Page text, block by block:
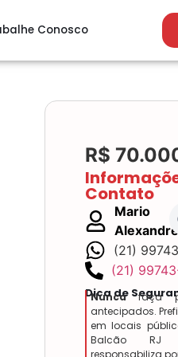
Conosco
R$
Contato
Mario
Alexandre
(21)
(21)
Dica de
Nuncafaça
antecipados.
em locais
Balcão
responsabiliza